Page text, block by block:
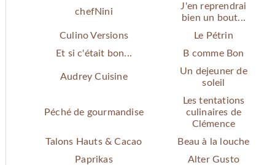
chefNini
J'en reprendrai
bien un bout...
Culino Versions
Le Pétrin
Et si c'était bon...
B comme Bon
Audrey Cuisine
Un dejeuner de
soleil
Péché de gourmandise
Les tentations
culinaires de
Clémence
Talons Hauts & Cacao
Beau à la louche
Paprikas
Alter Gusto